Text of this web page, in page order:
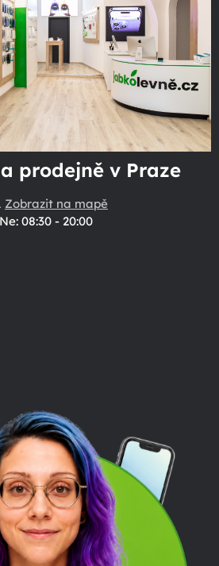
prodejně v Praze
Zobrazit na mapě
08:30 - 20:00